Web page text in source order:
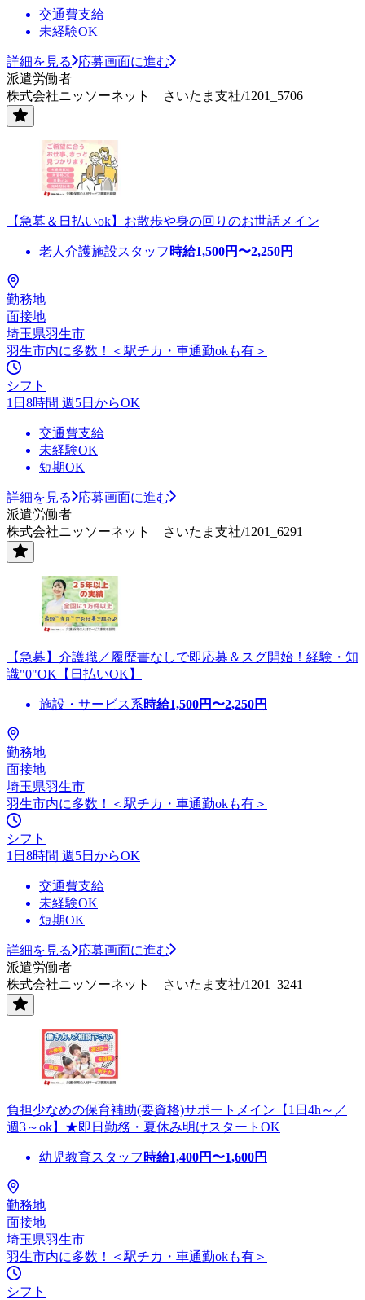
交通費支給
未経験OK
詳細を見る
応募画面に進む
派遣労働者
株式会社ニッソーネット さいたま支社/1201_5706
【急募＆日払いok】お散歩や身の回りのお世話メイン
老人介護施設スタッフ 時給1,500円〜2,250円
勤務地
面接地
埼玉県羽生市
羽生市内に多数！＜駅チカ・車通勤okも有＞
シフト
1日8時間 週5日からOK
交通費支給
未経験OK
短期OK
詳細を見る
応募画面に進む
派遣労働者
株式会社ニッソーネット さいたま支社/1201_6291
【急募】介護職／履歴書なしで即応募＆スグ開始！経験・知
識"0"OK【日払いOK】
施設・サービス系時給1,500円〜2,250円
勤務地
面接地
埼玉県羽生市
羽生市内に多数！＜駅チカ・車通勤okも有＞
シフト
1日8時間 週5日からOK
交通費支給
未経験OK
短期OK
詳細を見る
応募画面に進む
派遣労働者
株式会社ニッソーネット さいたま支社/1201_3241
負担少なめの保育補助(要資格)サポートメイン【1日4h～／
週3～ok】★即日勤務・夏休み明けスタートOK
幼児教育スタッフ 時給1,400円〜1,600円
勤務地
面接地
埼玉県羽生市
羽生市内に多数！＜駅チカ・車通勤okも有＞
シフト